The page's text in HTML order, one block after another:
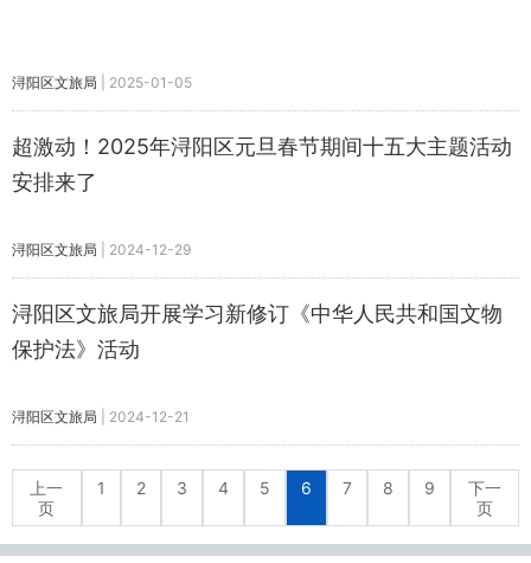
浔阳区文旅局 2025-01-05
超激动！2025年浔阳区元旦春节期间十五大主题活动
安排来了
浔阳区文旅局 2024-12-29
浔阳区文旅局开展学习新修订《中华人民共和国文物
保护法》活动
浔阳区文旅局 2024-12-21
上一
页
1 2 3 4 5 6 7 8 9
下一
页